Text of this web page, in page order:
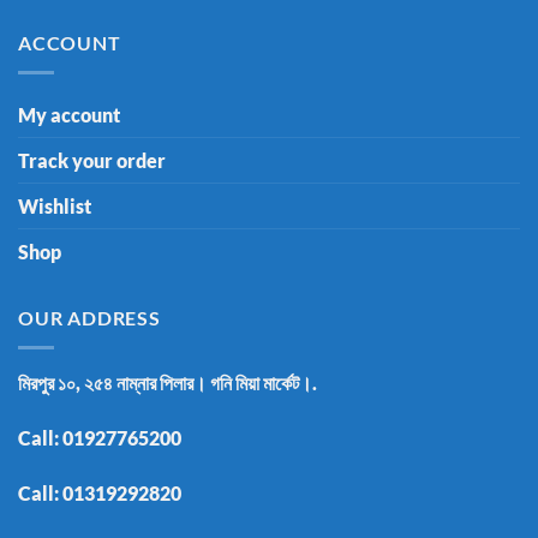
ACCOUNT
My account
Track your order
Wishlist
Shop
OUR ADDRESS
মিরপুর ১০, ২৫৪ নাম্নার পিলার। গনি মিয়া মার্কেট।.
Call:01927765200
Call:01319292820